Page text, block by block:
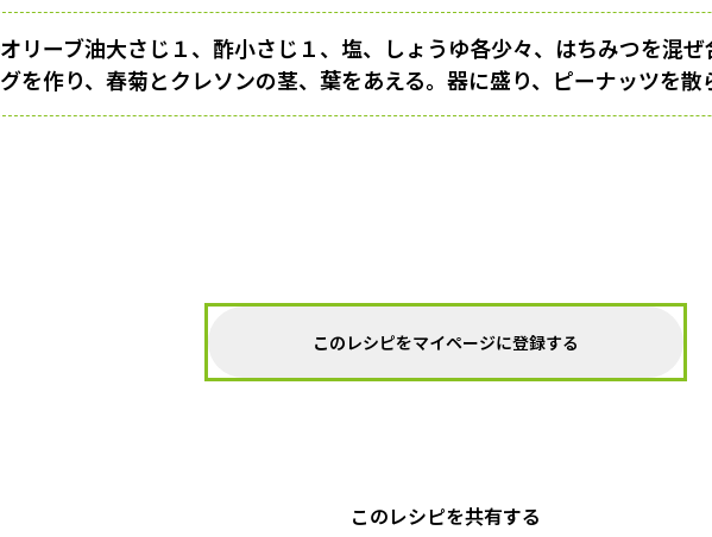
オリーブ油大さじ１、酢小さじ１、塩、しょうゆ各少々、はちみつを混
グを作り、春菊とクレソンの茎、葉をあえる。器に盛り、ピーナッツを散
このレシピをマイページに登録する
このレシピを共有する